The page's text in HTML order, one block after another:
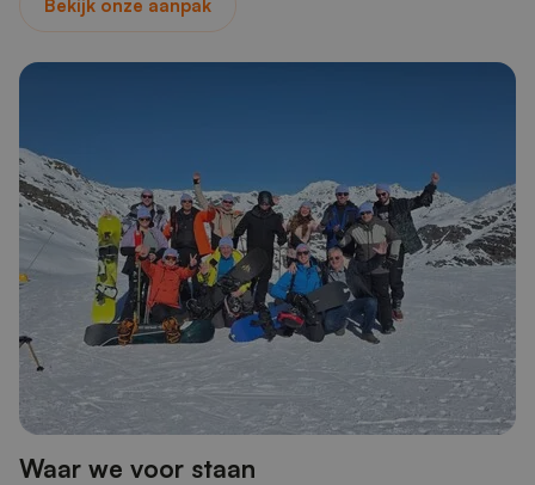
Bekijk onze aanpak
Waar we voor staan